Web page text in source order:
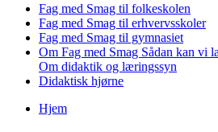
Fag med Smag til folkeskolen
Fag med Smag til erhvervsskoler
Fag med Smag til gymnasiet
Om Fag med Smag Sådan kan vi
Om didaktik og læringssyn
Didaktisk hjørne
Hjem